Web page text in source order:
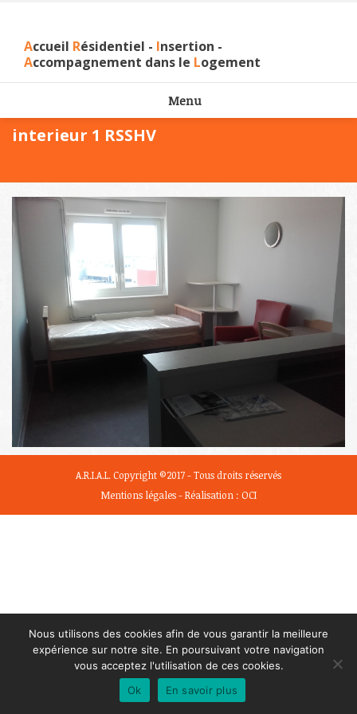
Accueil Résidentiel - Insertion -
Accompagnement dans le Logement
Menu
interieur 1 RSSHV
A.R.I.A.L. Copyright ©2017 - Tous droits réservés
Mentions légales- Réalisation : OCI
Nous utilisons des cookies afin de vous garantir la meilleure
expérience sur notre site. En poursuivant votre navigation
vous acceptez l'utilisation de ces cookies.
Ok
En savoir plus